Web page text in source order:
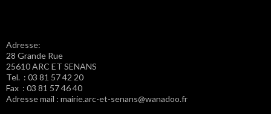
Adresse:
28 Grande Rue
25610 ARC ET SENANS
Tel. : 03 81 57 42 20
Fax : 03 81 57 46 40
Adresse mail : mairie.arc-et-senans@wanadoo.fr